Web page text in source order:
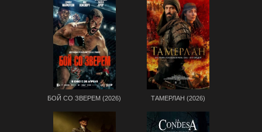
БОЙ СО ЗВЕРЕМ (2026) ТАМЕРЛАН (2026)